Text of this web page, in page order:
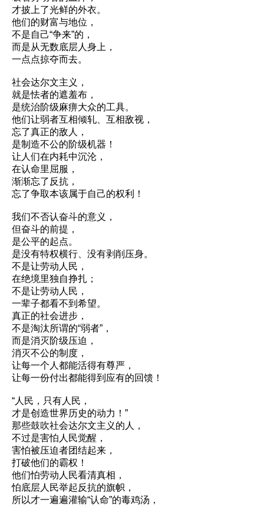
才披上了光鲜的外衣。
他们的财富与地位，
不是自己“争来”的，
而是从无数底层人身上，
一点点掠夺而去。
社会达尔文主义，
就是怯者的遮羞布，
是统治阶级麻痹大众的工具。
他们让弱者互相倾轧、互相敌视，
忘了真正的敌人，
是制造不公的阶级机器！
让人们在内耗中沉沦，
在认命里屈服，
渐渐忘了反抗，
忘了争取本该属于自己的权利！
我们不否认奋斗的意义，
但奋斗的前提，
是公平的起点。
是没有特权横行、没有剥削压身。
不是让劳动人民，
在绝境里独自挣扎；
不是让劳动人民，
一辈子都看不到希望。
真正的社会进步，
不是淘汰所谓的“弱者”，
而是消灭阶级压迫，
消灭不公的制度，
让每一个人都能活得有尊严，
让每一份付出都能得到应有的回馈！
“人民，只有人民，
才是创造世界历史的动力！”
那些鼓吹社会达尔文主义的人，
不过是害怕人民觉醒，
害怕被压迫者团结起来，
打破他们的霸权！
他们怕劳动人民看清真相，
怕底层人民举起反抗的旗帜，
所以才一遍遍灌输“认命”的毒鸡汤，